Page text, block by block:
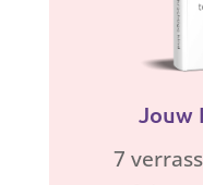
Jouw
7